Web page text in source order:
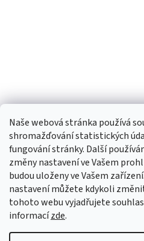
Naše webová stránka používá
shromažďování statistických
fungování stránky. Další
změny nastavení ve Vašem
budou uloženy ve Vašem
nastavení můžete kdykoli
tohoto webu vyjadřujete
informacízde.
TIk Tok